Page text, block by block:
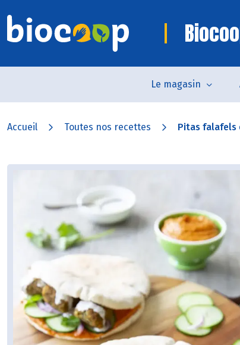
Le magasin
Accueil Toutes nos recettes Pitas falafels